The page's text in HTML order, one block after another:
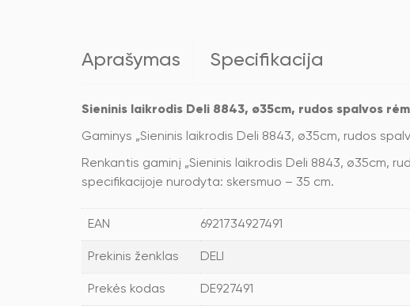
Aprašymas Specifikacija
Sieninis laikrodis Deli 8843, ø35cm, rudos spalvos
Gaminys „Sieninis laikrodis Deli 8843, ø35cm, rudos
Renkantis gaminį „Sieninis laikrodis Deli 8843, ø35cm,
specifikacijoje nurodyta: skersmuo – 35 cm.
EAN 6921734927491
Prekinis ženklas DELI
Prekės kodas DE927491